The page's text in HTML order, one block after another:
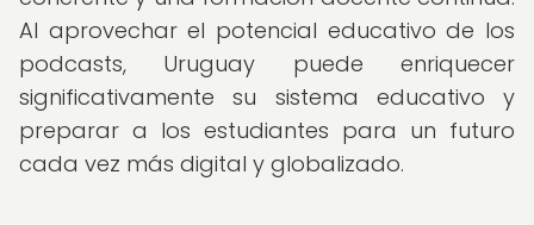
Al aprovechar el potencial educativo de los
podcasts, Uruguay puede enriquecer
significativamente su sistema educativo y
preparar a los estudiantes para un futuro
cada vez más digital y globalizado.